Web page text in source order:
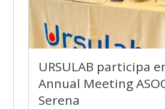
URSULAB participa
Annual Meeting
Serena